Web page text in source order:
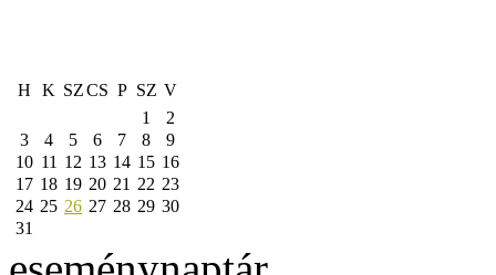
H K SZCS P SZ V
1
2
3
4 5 6 7 8
9
10 11 12 13 14 15 16
17 18 19 20 21 22 23
24 25 26 27 28 29 30
31